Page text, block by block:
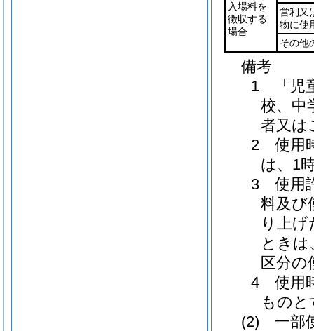
入場料を
徴収する
場合
営利又
物に使
その他
備考
1 「児
校、中
者又は
2 使用
は、1
3 使用
料及び
り上
ときは
区分の
4 使用
もの
(2) 一部